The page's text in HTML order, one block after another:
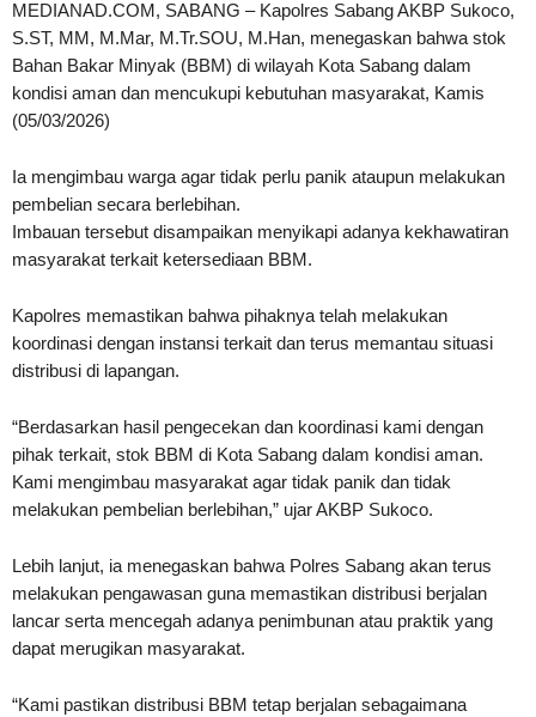
MEDIANAD.COM, SABANG – Kapolres Sabang AKBP Sukoco,
S.ST, MM, M.Mar, M.Tr.SOU, M.Han, menegaskan bahwa stok
Bahan Bakar Minyak (BBM) di wilayah Kota Sabang dalam
kondisi aman dan mencukupi kebutuhan masyarakat, Kamis
(05/03/2026)
Ia mengimbau warga agar tidak perlu panik ataupun melakukan
pembelian secara berlebihan.
Imbauan tersebut disampaikan menyikapi adanya kekhawatiran
masyarakat terkait ketersediaan BBM.
Kapolres memastikan bahwa pihaknya telah melakukan
koordinasi dengan instansi terkait dan terus memantau situasi
distribusi di lapangan.
“Berdasarkan hasil pengecekan dan koordinasi kami dengan
pihak terkait, stok BBM di Kota Sabang dalam kondisi aman.
Kami mengimbau masyarakat agar tidak panik dan tidak
melakukan pembelian berlebihan,” ujar AKBP Sukoco.
Lebih lanjut, ia menegaskan bahwa Polres Sabang akan terus
melakukan pengawasan guna memastikan distribusi berjalan
lancar serta mencegah adanya penimbunan atau praktik yang
dapat merugikan masyarakat.
“Kami pastikan distribusi BBM tetap berjalan sebagaimana